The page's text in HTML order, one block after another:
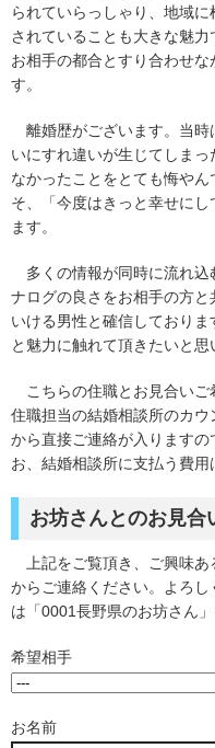
られていらっしゃり、地域
されていることも大きな魅力
お相手の都合とすり合わせ
す。
離婚歴がございます。当時
いにすれ違いが生じてしま
なかったことをとても悔や
そ、「今度はきっと幸せに
ます。
多くの情報が同時に流れ込
ナログの良さをお相手の方
いける男性と確信しており
と魅力に触れて頂きたいと思
こちらの住職とお見合いご
住職担当の結婚相談所のカ
から直接ご連絡が入ります
お、結婚相談所に支払う費用
お坊さんとのお見合
上記をご覧頂き、ご興味あ
からご連絡ください。よろ
は「0001長野県のお坊さん」
希望相手
お名前